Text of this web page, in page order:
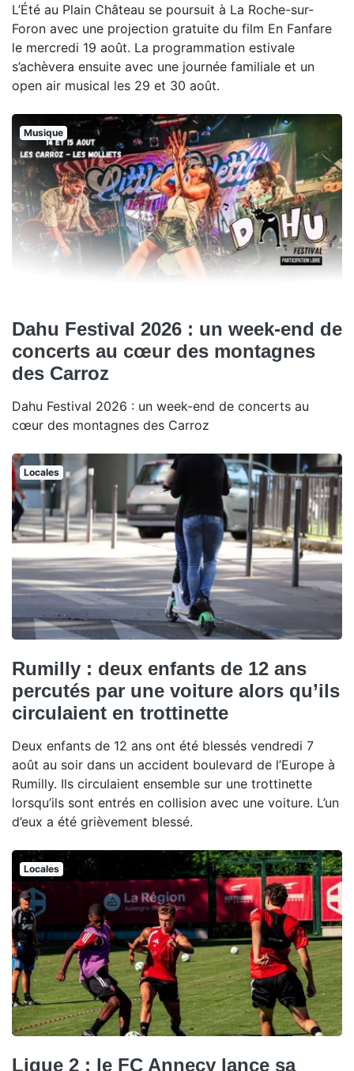
L’Été au Plain Château se poursuit à La Roche-sur-
Foron avec une projection gratuite du film En Fanfare
le mercredi 19 août. La programmation estivale
s’achèvera ensuite avec une journée familiale et un
open air musical les 29 et 30 août.
Musique
Dahu Festival 2026 : un week-end de
concerts au cœur des montagnes
des Carroz
Dahu Festival 2026 : un week-end de concerts au
cœur des montagnes des Carroz
Locales
Rumilly : deux enfants de 12 ans
percutés par une voiture alors qu’ils
circulaient en trottinette
Deux enfants de 12 ans ont été blessés vendredi 7
août au soir dans un accident boulevard de l’Europe à
Rumilly. Ils circulaient ensemble sur une trottinette
lorsqu’ils sont entrés en collision avec une voiture. L’un
d’eux a été grièvement blessé.
Locales
Ligue 2 : le FC Annecy lance sa